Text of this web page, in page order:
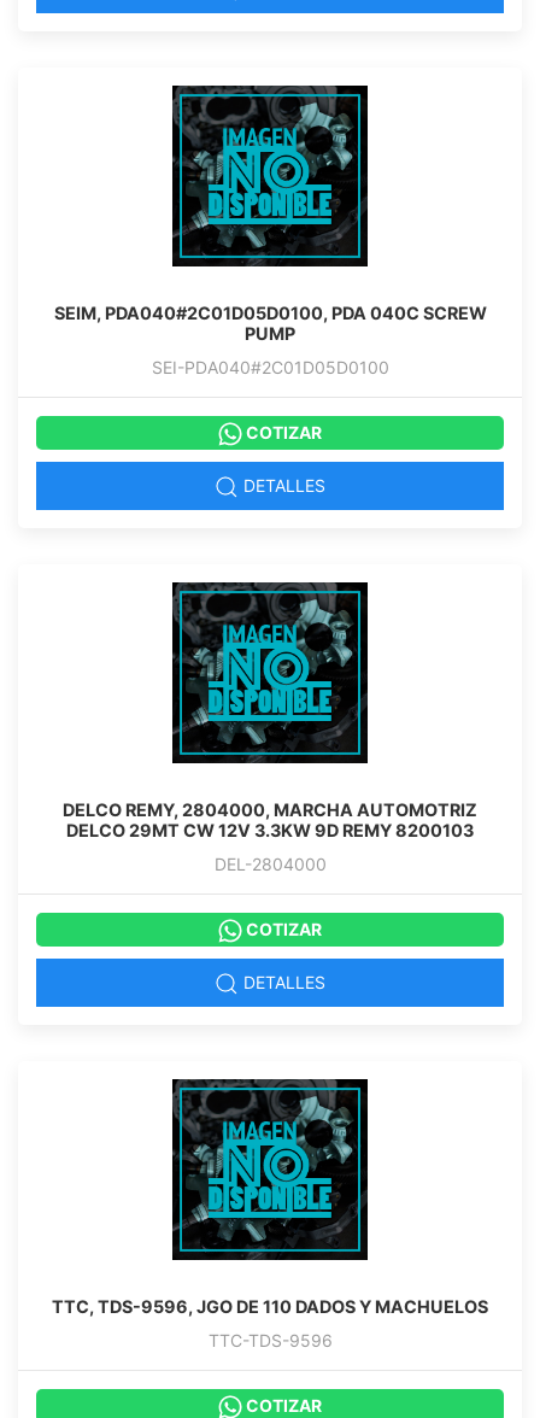
SEIM, PDA040#2C01D05D0100, PDA 040C SCREW
PUMP
SEI-PDA040#2C01D05D0100
COTIZAR
DETALLES
DELCO REMY, 2804000, MARCHA AUTOMOTRIZ
DELCO 29MT CW 12V 3.3KW 9D REMY 8200103
DEL-2804000
COTIZAR
DETALLES
TTC, TDS-9596, JGO DE 110 DADOS Y MACHUELOS
TTC-TDS-9596
COTIZAR